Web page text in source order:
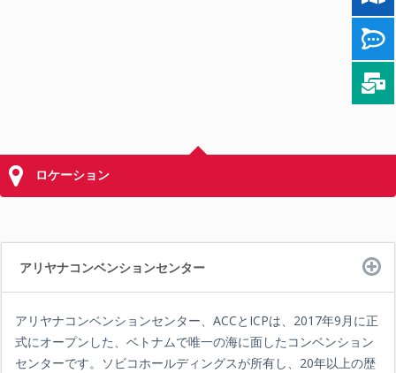
ロケーション
アリヤナコンベンションセンター
アリヤナコンベンションセンター、ACCとICPは、2017年9月に正
式にオープンした、ベトナムで唯一の海に面したコンベンション
センターです。ソビコホールディングスが所有し、20年以上の歴